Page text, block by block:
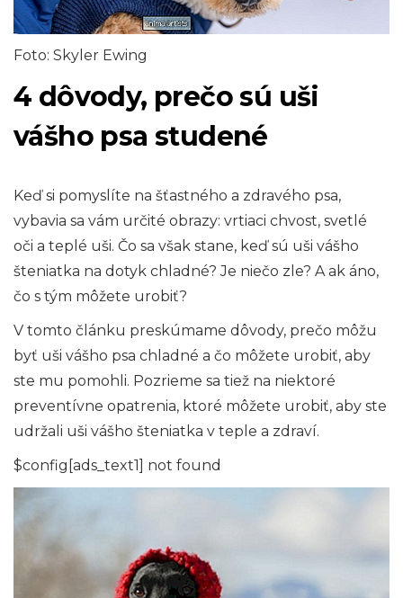
Foto: Skyler Ewing
4 dôvody, prečo sú uši
vášho psa studené
Keď si pomyslíte na šťastného a zdravého psa,
vybavia sa vám určité obrazy: vrtiaci chvost, svetlé
oči a teplé uši. Čo sa však stane, keď sú uši vášho
šteniatka na dotyk chladné? Je niečo zle? A ak áno,
čo s tým môžete urobiť?
V tomto článku preskúmame dôvody, prečo môžu
byť uši vášho psa chladné a čo môžete urobiť, aby
ste mu pomohli. Pozrieme sa tiež na niektoré
preventívne opatrenia, ktoré môžete urobiť, aby ste
udržali uši vášho šteniatka v teple a zdraví.
$config[ads_text1] not found